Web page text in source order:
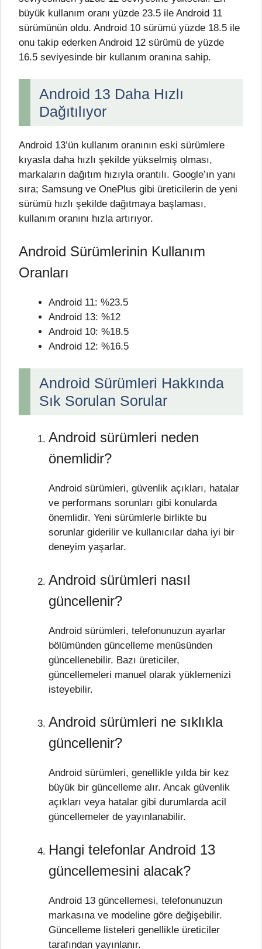
büyük kullanım oranı yüzde 23.5 ile Android 11
sürümünün oldu. Android 10 sürümü yüzde 18.5 ile
onu takip ederken Android 12 sürümü de yüzde
16.5 seviyesinde bir kullanım oranına sahip.
Android 13 Daha Hızlı
Dağıtılıyor
Android 13’ün kullanım oranının eski sürümlere
kıyasla daha hızlı şekilde yükselmiş olması,
markaların dağıtım hızıyla orantılı. Google’ın yanı
sıra; Samsung ve OnePlus gibi üreticilerin de yeni
sürümü hızlı şekilde dağıtmaya başlaması,
kullanım oranını hızla artırıyor.
Android Sürümlerinin Kullanım
Oranları
Android 11: %23.5
Android 13: %12
Android 10: %18.5
Android 12: %16.5
Android Sürümleri Hakkında
Sık Sorulan Sorular
Android sürümleri neden
önemlidir?
Android sürümleri, güvenlik açıkları, hatalar
ve performans sorunları gibi konularda
önemlidir. Yeni sürümlerle birlikte bu
sorunlar giderilir ve kullanıcılar daha iyi bir
deneyim yaşarlar.
Android sürümleri nasıl
güncellenir?
Android sürümleri, telefonunuzun ayarlar
bölümünden güncelleme menüsünden
güncellenebilir. Bazı üreticiler,
güncellemeleri manuel olarak yüklemenizi
isteyebilir.
Android sürümleri ne sıklıkla
güncellenir?
Android sürümleri, genellikle yılda bir kez
büyük bir güncelleme alır. Ancak güvenlik
açıkları veya hatalar gibi durumlarda acil
güncellemeler de yayınlanabilir.
Hangi telefonlar Android 13
güncellemesini alacak?
Android 13 güncellemesi, telefonunuzun
markasına ve modeline göre değişebilir.
Güncelleme listeleri genellikle üreticiler
tarafından yayınlanır.